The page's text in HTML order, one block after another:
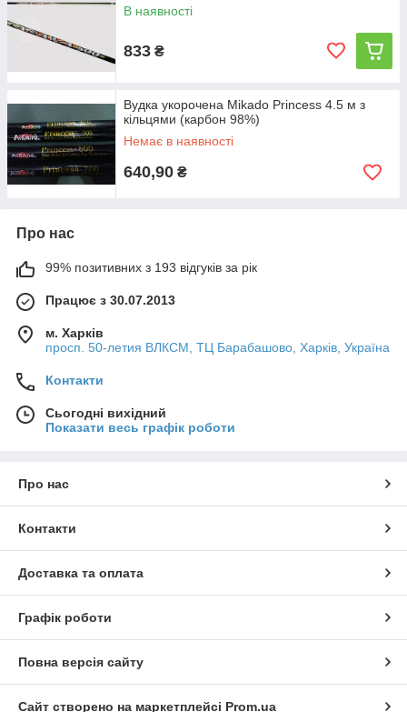
В наявності
833 ₴
Вудка укорочена Mikado Princess 4.5 м з
кільцями (карбон 98%)
Немає в наявності
640,90 ₴
Про нас
99% позитивних з 193 відгуків за рік
Працює з 30.07.2013
м. Харків
просп. 50-летия ВЛКСМ, ТЦ Барабашово, Харків, Україна
Контакти
Сьогодні вихідний
Показати весь графік роботи
Про нас
Контакти
Доставка та оплата
Графік роботи
Повна версія сайту
Сайт створено на маркетплейсі Prom.ua